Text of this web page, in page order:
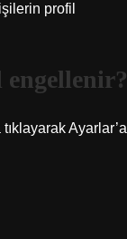
profil
engellenir?
Ayarlar’a